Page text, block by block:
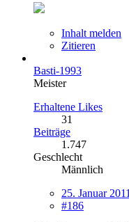
Inhalt melden
Zitieren
Basti-1993
Meister
Erhaltene Likes
31
Beiträge
1.747
Geschlecht
Männlich
25. Januar 2011
#186